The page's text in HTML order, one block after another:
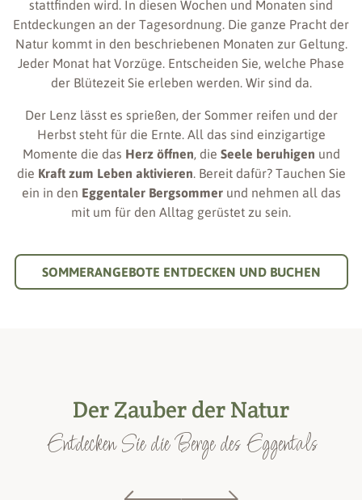
stattfinden wird. In diesen Wochen und Monaten sind
Entdeckungen an der Tagesordnung. Die ganze Pracht der
Natur kommt in den beschriebenen Monaten zur Geltung.
Jeder Monat hat Vorzüge. Entscheiden Sie, welche Phase
der Blütezeit Sie erleben werden. Wir sind da.
Der Lenz lässt es sprießen, der Sommer reifen und der
Herbst steht für die Ernte. All das sind einzigartige
Momente die das Herz öffnen, die Seele beruhigen und
die Kraft zum Leben aktivieren. Bereit dafür? Tauchen Sie
ein in den Eggentaler Bergsommerund nehmen all das
mit um für den Alltag gerüstet zu sein.
SOMMERANGEBOTE ENTDECKEN UND BUCHEN
Der Zauber der Natur
Entdecken Sie die Berge des Eggentals